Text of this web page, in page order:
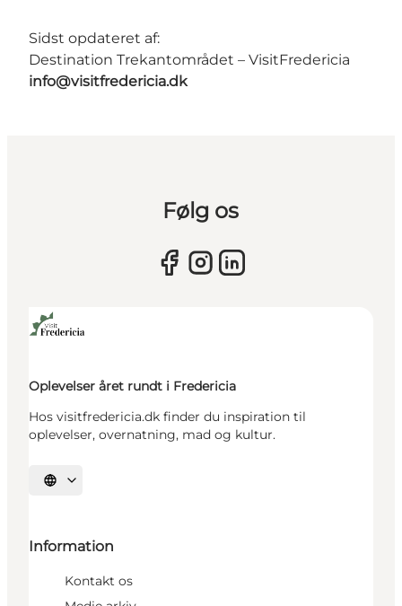
Sidst opdateret af:
Destination Trekantområdet – VisitFredericia
info@visitfredericia.dk
Følg os
Oplevelser året rundt i Fredericia
Hos visitfredericia.dk finder du inspiration til
oplevelser, overnatning, mad og kultur.
Vælg sprog
Information
Kontakt os